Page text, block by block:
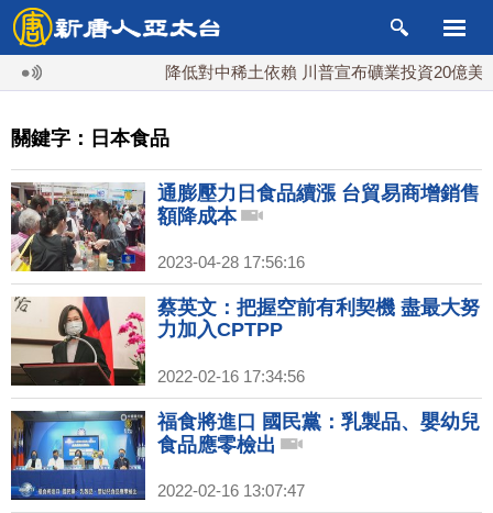
降低對中稀土依賴 川普宣布礦業投資20億美元
關鍵字：日本食品
通膨壓力日食品續漲 台貿易商增銷售
額降成本
2023-04-28 17:56:16
蔡英文：把握空前有利契機 盡最大努
力加入CPTPP
2022-02-16 17:34:56
福食將進口 國民黨：乳製品、嬰幼兒
食品應零檢出
2022-02-16 13:07:47